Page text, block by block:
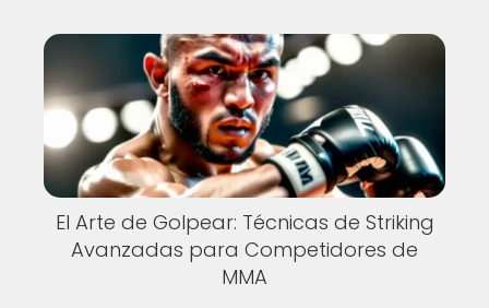
El Arte de Golpear: Técnicas de Striking
Avanzadas para Competidores de
MMA